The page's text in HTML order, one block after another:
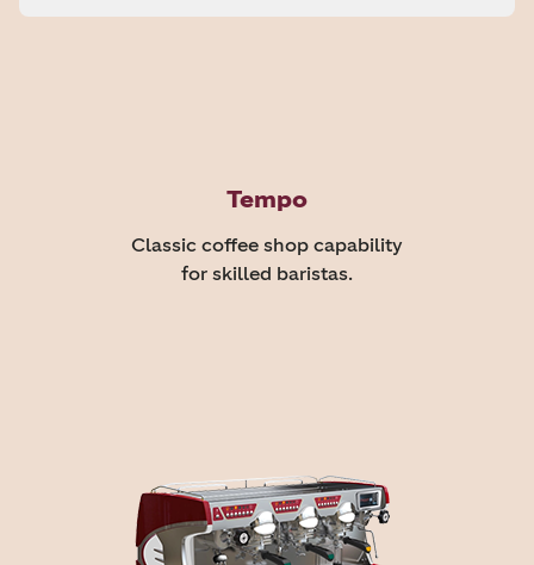
Tempo
Classic coffee shop capability
for skilled baristas.